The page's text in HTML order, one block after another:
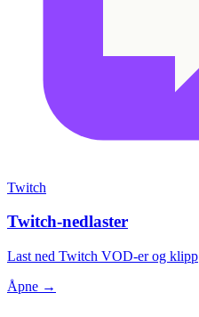
Twitch
Twitch-nedlaster
Last ned Twitch VOD-er og klipp
Åpne →